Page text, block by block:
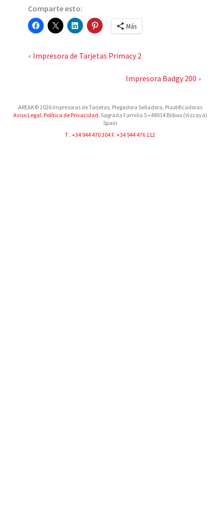
Comparte esto:
Más
« Impresora de Tarjetas Primacy 2
Impresora Badgy 200 »
AREAK© 2026 Impresoras de Tarjetas, Plegadora Selladora, Plastificadoras
Aviso Legal. Política de Privacidad. Sagrada Familia 5•48014 Bilbao (Vizcaya)
Spain
T . +34 944 470 304F. +34 944 476 112